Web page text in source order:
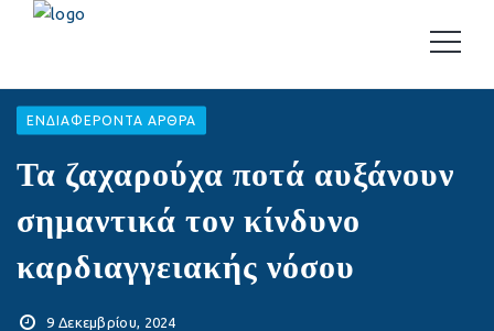
EΝΔΙΑΦΈΡΟΝΤΑ ΆΡΘΡΑ
Τα ζαχαρούχα ποτά αυξάνουν
σημαντικά τον κίνδυνο
καρδιαγγειακής νόσου
9 Δεκεμβρίου, 2024